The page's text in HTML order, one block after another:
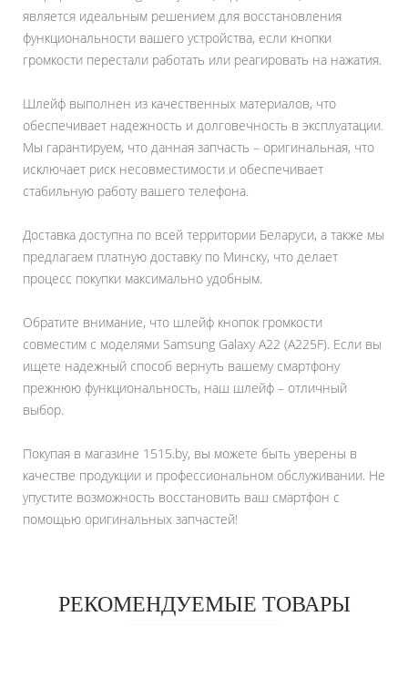
является идеальным решением для восстановления
функциональности вашего устройства, если кнопки
громкости перестали работать или реагировать на нажатия.
Шлейф выполнен из качественных материалов, что
обеспечивает надежность и долговечность в эксплуатации.
Мы гарантируем, что данная запчасть – оригинальная, что
исключает риск несовместимости и обеспечивает
стабильную работу вашего телефона.
Доставка доступна по всей территории Беларуси, а также мы
предлагаем платную доставку по Минску, что делает
процесс покупки максимально удобным.
Обратите внимание, что шлейф кнопок громкости
совместим с моделями Samsung Galaxy A22 (A225F). Если вы
ищете надежный способ вернуть вашему смартфону
прежнюю функциональность, наш шлейф – отличный
выбор.
Покупая в магазине 1515.by, вы можете быть уверены в
качестве продукции и профессиональном обслуживании. Не
упустите возможность восстановить ваш смартфон с
помощью оригинальных запчастей!
РЕКОМЕНДУЕМЫЕ ТОВАРЫ